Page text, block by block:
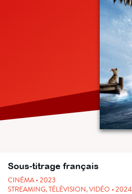
Sous-titrage français
CINÉMA • 2023
STREAMING, TÉLÉVISION, VIDÉO • 2024